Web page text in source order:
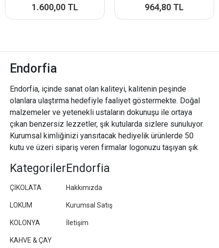
1.600,00 TL 964,80 TL
Endorfia
Endorfia, içinde sanat olan kaliteyi, kalitenin peşinde
olanlara ulaştırma hedefiyle faaliyet göstermekte. Doğal
malzemeler ve yetenekli ustaların dokunuşu ile ortaya
çıkan benzersiz lezzetler, şık kutularda sizlere sunuluyor.
Kurumsal kimliğinizi yansıtacak hediyelik ürünlerde 50
kutu ve üzeri sipariş veren firmalar logonuzu taşıyan şık
Kategoriler
ÇİKOLATA
LOKUM
KOLONYA
KAHVE & ÇAY
Endorfia
Hakkımızda
Kurumsal Satış
İletişim